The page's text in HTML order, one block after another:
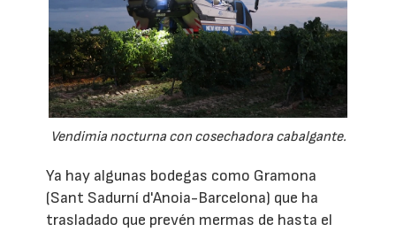
Vendimia nocturna con cosechadora cabalgante.
Ya hay algunas bodegas como Gramona
(Sant Sadurní d'Anoia-Barcelona) que ha
trasladado que prevén mermas de hasta el